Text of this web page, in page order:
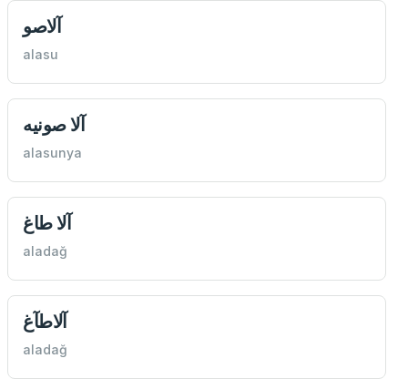
آلاصو
alasu
آلا صونيه
alasunya
آلا طاغ
aladağ
آلاطآغ
aladağ